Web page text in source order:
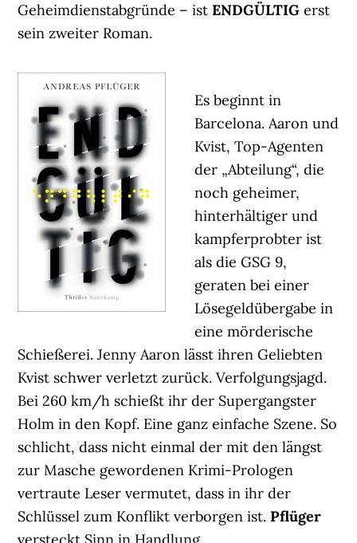
Geheimdienstabgründe – istENDGÜLTIG erst
sein zweiter Roman.
Es beginnt in
Barcelona. Aaron und
Kvist, Top-Agenten
der „Abteilung“, die
noch geheimer,
hinterhältiger und
kampferprobter ist
als die GSG 9,
geraten bei einer
Lösegeldübergabe in
eine mörderische
Schießerei. Jenny Aaron lässt ihren Geliebten
Kvist schwer verletzt zurück. Verfolgungsjagd.
Bei 260 km/h schießt ihr der Supergangster
Holm in den Kopf. Eine ganz einfache Szene. So
schlicht, dass nicht einmal der mit den längst
zur Masche gewordenen Krimi-Prologen
vertraute Leser vermutet, dass in ihr der
Schlüssel zum Konflikt verborgen ist.Pflüger
versteckt Sinn in Handlung.